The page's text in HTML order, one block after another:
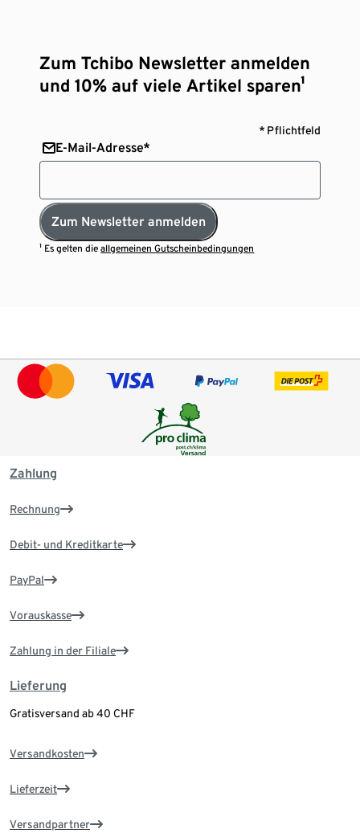
Zum Tchibo Newsletter anmelden
und 10% auf viele Artikel sparen¹
* Pflichtfeld
E-Mail-Adresse*
Zum Newsletter anmelden
¹ Es gelten dieallgemeinen Gutscheinbedingungen
Zahlung
Rechnung
Debit- und Kreditkarte
PayPal
Vorauskasse
Zahlung in der Filiale
Lieferung
Gratisversand ab 40 CHF
Versandkosten
Lieferzeit
Versandpartner